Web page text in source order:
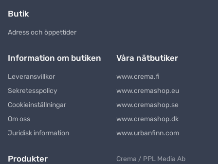
Butik
Adress och öppettider
Information om butiken
Leveransvillkor
Sekretesspolicy
Cookieinställningar
Om oss
Juridisk information
Våra nätbutiker
www.crema.fi
www.cremashop.eu
www.cremashop.se
www.cremashop.dk
www.urbanfinn.com
Produkter
Crema / PPL Media Ab